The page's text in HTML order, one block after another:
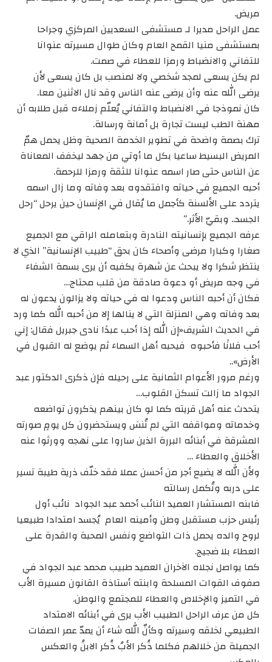
مريض.
عمل الراحل مديرا لـ مستشفى السعديين المركزي وجراحا
بمستشفى منيا القمح العام وكان طوال مسيرته عنوانا
للتفاني والانضباط ورمزا للعطاء في صمت.
لم يكن يسعى لمجد شخصي ولا لمنصب بل كان يسعى لأن
يرضى الله عنه وأن يرضى عنه الناس وقد نال الاثنين معا.
كان نموذجا في الانضباط والتفاني يُعلّم زملاءه قبل طلابه أن
مهنة الطب ليست تجارة بل أمانة ورسالة.
ترك بصمة واضحة في تطوير الخدمة الصحية وظل يحمل همّ
المريض البسيط ساعيا بكل ما أوتي من جهد ليخفف المعاناة
عن الناس حتى صار اسمه عنوانا للثقة ورمزا للرحمة.
أحبه الجميع في حياته وافتقدوه بعد وفاته وما زال اسمه
يتردد على الألسنة كأجمل ما يُقال في الإنسان حين يرحل “رحل
الجسد.. وبقيّ الأثر.”
عرفه الجميع بإنسانيته النادرة وبتعامله الراقي مع الجميع
صغارا وكبارا مرضى وأصحاء كان بحق “طبيب الإنسانية” الذي لا
ينتظر شكرا ولا يبحث عن شهرة يكفيه أن يرى بسمة الشفاء
في وجه مريض أو دعوة صادقة من قلب محتاج…
فكان أن أحبه الناس ودعوا له في حياته ولا يزالون يدعون له
بعد وفاته وهي المنزلة التي لا ينالها إلا من أحبه الله كما ورد
في الحديث الشريف«إن الله إذا أحب عبدًا نادى جبريل فقال: إني
أحب فلانًا فأحبوه فيحبه أهل السماء ثم يوضع له القبول في
الأرض»..
ورغم مرور الأعوام الثمانية على رحيله فإن ذكرى الدكتور عبد
الجواد ما زالت تسكن القلوب…
يتحدث عنه أهل قريته كما لو كان بينهم يذكرون تواضعه
وخدماته ومواقفه التي لم تُنسَ ويستحضرون كل يومٍ صورته
المشرقة في أبنائه البررة الذين ساروا على نهجه وورثوا عنه
الأخلاق والعطاء …
ولأن الله لا يضيع أجر من أحسن عملا فقد خلّف ذرية طيبة تسير
على دربه وتُكمل رسالته
فابنه المستشار العميد النائب أحمد عبد الجواد نائب أول
رئيس حزب مستقبل وطن وأمينه العام يُجسد امتدادا طبيعيا
لروح والده يحمل ذات التواضع ونفس المحبة والقدرة على
العطاء بلا ضجيج.
كما يواصل نجلاه الآخران العميد طبيب محمد عبد الجواد في
صفوف القوات المسلحة وابنته أستاذة القانون مسيرة الأب
في التميز والإخلاص والعطاء للمجتمع والوطن.
كل من عرف الراحل الطبيب الأب يرى في أبنائه الامتداد
الطبيعي لخلقه وسيرته وكأنّ الله شاء أن يمدّ عمر الصفات
الجميلة من خلالهم فكلما ذُكر الأبُ ذُكر الابنُ والعكس